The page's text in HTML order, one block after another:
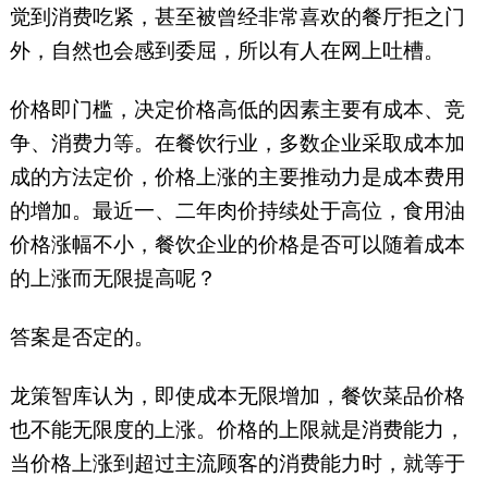
觉到消费吃紧，甚至被曾经非常喜欢的餐厅拒之门
外，自然也会感到委屈，所以有人在网上吐槽。
价格即门槛，决定价格高低的因素主要有成本、竞
争、消费力等。在餐饮行业，多数企业采取成本加
成的方法定价，价格上涨的主要推动力是成本费用
的增加。最近一、二年肉价持续处于高位，食用油
价格涨幅不小，餐饮企业的价格是否可以随着成本
的上涨而无限提高呢？
答案是否定的。
龙策智库认为，即使成本无限增加，餐饮菜品价格
也不能无限度的上涨。价格的上限就是消费能力，
当价格上涨到超过主流顾客的消费能力时，就等于